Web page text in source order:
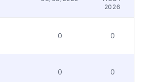
2026
0 0
0 0